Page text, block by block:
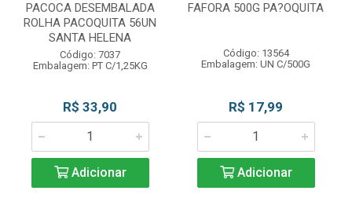
PACOCA DESEMBALADA
ROLHA PACOQUITA 56UN
SANTA HELENA
Código: 7037
Embalagem: PT C/1,25KG
R$ 33,90
Adicionar
FAFORA 500G PA?OQUITA
Código: 13564
Embalagem: UN C/500G
R$ 17,99
Adicionar